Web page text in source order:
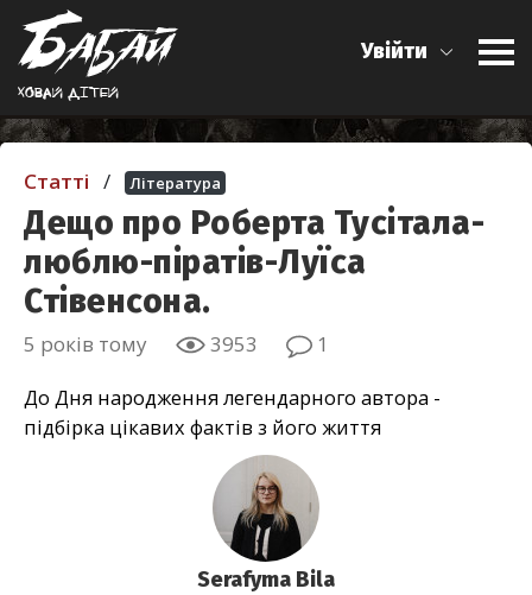
Ховай дiтей
Увійти
Статті / Література
Дещо про Роберта Тусітала-
люблю-піратів-Луїса
Стівенсона.
5 років тому 3953 1
До Дня народження легендарного автора -
підбірка цікавих фактів з його життя
Serafyma Bila